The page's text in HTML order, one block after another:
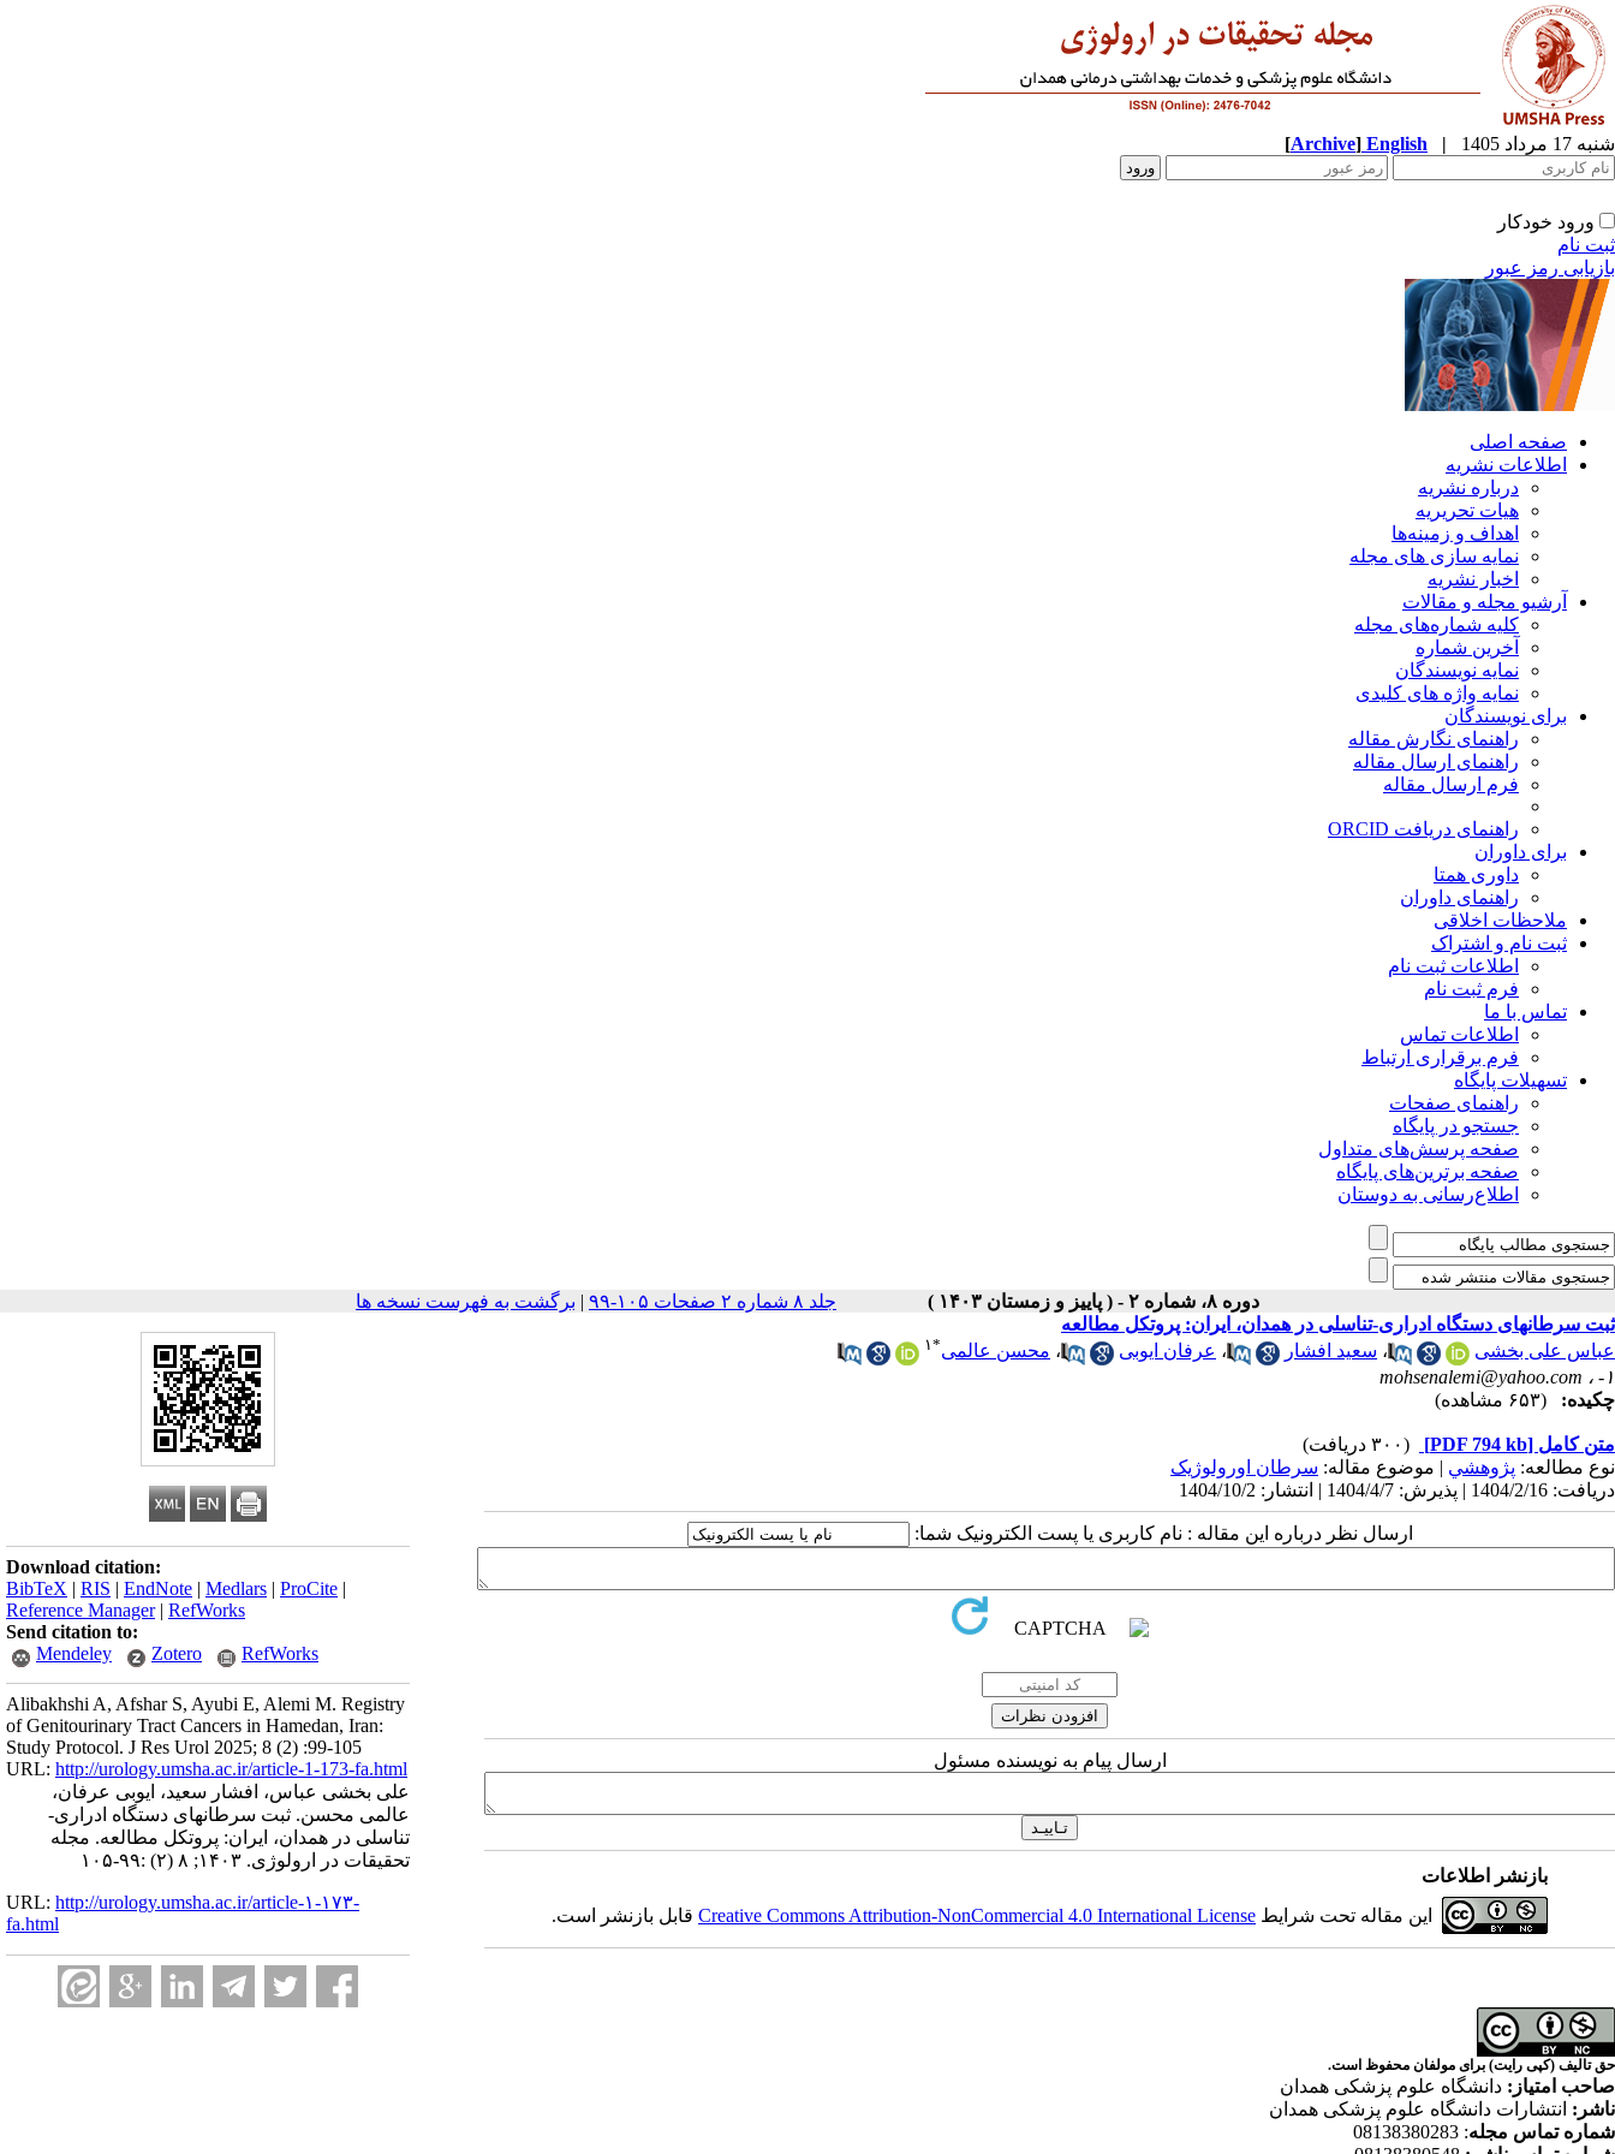
شنبه 17 مرداد 1405 |
English
[Archive]
ورود خودکار
ثبت نام
بازیابی رمز عبور
صفحه اصلی
اطلاعات نشریه
درباره نشریه
هیات تحریریه
اهداف و زمینه‌ها
نمایه سازی های مجله
اخبار نشریه
آرشیو مجله و مقالات
کلیه شماره‌های مجله
آخرین شماره
نمایه نویسندگان
نمایه واژه های کلیدی
برای نویسندگان
راهنمای نگارش مقاله
راهنمای ارسال مقاله
فرم ارسال مقاله
راهنمای دریافت ORCID
برای داوران
داوری همتا
راهنمای داوران
ملاحظات اخلاقی
ثبت نام و اشتراک
اطلاعات ثبت نام
فرم ثبت نام
تماس با ما
اطلاعات تماس
فرم برقراری ارتباط
تسهیلات پایگاه
راهنمای صفحات
جستجو در پایگاه
صفحه پرسش‌های متداول
صفحه برترین‌های پایگاه
اطلاع‌رسانی به دوستان
دوره ۸، شماره ۲ - ( پاییز و زمستان ۱۴۰۳ ) جلد ۸ شماره ۲ صفحات ۱۰۵-۹۹ | برگشت به فهرست نسخه ها
Download citation:
BibTeX | RIS | EndNote | Medlars | ProCite |
Reference Manager| RefWorks
Send citation to:
Mendeley
Zotero RefWorks
Alibakhshi A, Afshar S, Ayubi E, Alemi M. Registry
of Genitourinary Tract Cancers in Hamedan, Iran:
Study Protocol. J Res Urol 2025; 8 (2) :99-105
URL: http://urology.umsha.ac.ir/article-1-173-fa.html
علی بخشی عباس، افشار سعید، ایوبی عرفان،
عالمی محسن. ثبت سرطانهای دستگاه ادراری-
تناسلی در همدان، ایران: پروتکل مطالعه. مجله
تحقیقات در ارولوژی. ۱۴۰۳; ۸ (۲) :۹۹-۱۰۵
URL: http://urology.umsha.ac.ir/article-۱-۱۷۳-
fa.html
ثبت سرطانهای دستگاه ادراری-تناسلی در همدان، ایران: پروتکل مطالعه
عباس علی بخشی
، سعید افشار ، عرفان ایوبی ، محسن عالمی*۱
۱- ،
mohsenalemi@yahoo.com
چکیده:
(۶۵۳ مشاهده)
متن کامل [PDF 794 kb]
(۳۰۰ دریافت)
نوع مطالعه: پژوهشي | موضوع مقاله: سرطان اورولوژیک
دریافت: 1404/2/16 | پذیرش: 1404/4/7 | انتشار: 1404/10/2
ارسال نظر درباره این مقاله : نام کاربری یا پست الکترونیک شما:
ارسال پیام به نویسنده مسئول
بازنشر اطلاعات
این مقاله تحت شرایط Creative Commons Attribution-NonCommercial 4.0 International Licenseقابل بازنشر است.
حق تالیف (کپی رایت) برای مولفان محفوظ است.
صاحب امتیاز: دانشگاه علوم پزشکی همدان
ناشر: انتشارات دانشگاه علوم پزشکی همدان
شماره تماس مجله: 08138380283